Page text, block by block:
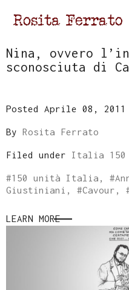
Nina, ovvero
sconosciuta di
Posted Aprile 08, 2011
By Rosita Ferrato
Filed under Italia 150
#150 unità Italia , #
Giustiniani , #Cavour ,
LEARN MORE